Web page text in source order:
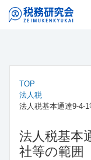
TOP
法人税
法人税基本通達9-4-
法人税基本
社等の範囲